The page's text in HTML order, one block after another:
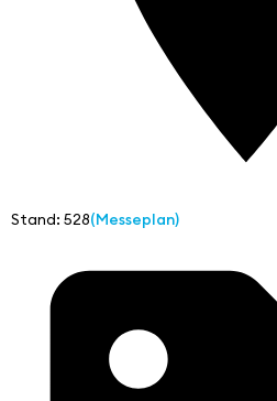
Stand: 528(Messeplan)